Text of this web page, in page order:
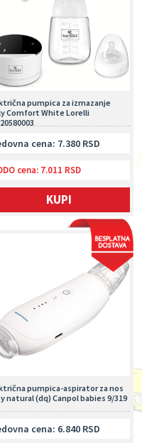
pumpica za izmazanje
Comfort White Lorelli
cena: 7.380 RSD
cena: 7.011 RSD
KUPI
pumpica-aspirator za nos
natural (dq) Canpol babies 9/319
cena: 6.840 RSD